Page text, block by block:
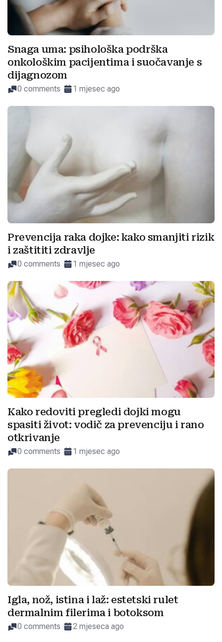
Snaga uma: psihološka podrška
onkološkim pacijentima i suočavanje s
dijagnozom
0 comments 1 mjesec ago
Prevencija raka dojke: kako smanjiti rizik
i zaštititi zdravlje
0 comments 1 mjesec ago
Kako redoviti pregledi dojki mogu
spasiti život: vodič za prevenciju i rano
otkrivanje
0 comments 1 mjesec ago
Igla, nož, istina i laž: estetski rulet
dermalnim filerima i botoksom
0 comments 2 mjeseca ago